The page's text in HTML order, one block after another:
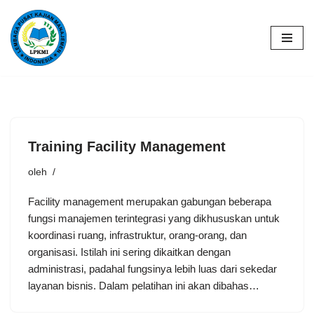
Lompat
ke
Training Facility Management
oleh
Facility management merupakan gabungan beberapa
fungsi manajemen terintegrasi yang dikhususkan untuk
koordinasi ruang, infrastruktur, orang-orang, dan
organisasi. Istilah ini sering dikaitkan dengan
administrasi, padahal fungsinya lebih luas dari sekedar
layanan bisnis. Dalam pelatihan ini akan dibahas…